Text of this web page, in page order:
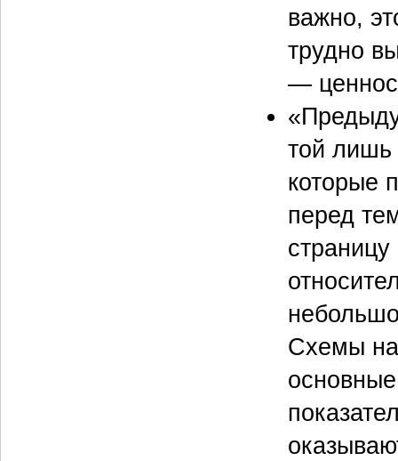
важно,
трудно
—
той лишь
которые
перед
Схемы